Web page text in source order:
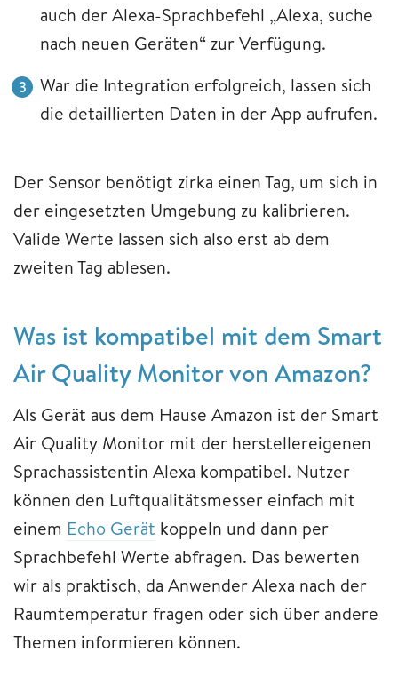
auch der Alexa-Sprachbefehl „Alexa, suche
nach neuen Geräten“ zur Verfügung.
War die Integration erfolgreich, lassen sich
die detaillierten Daten in der App aufrufen.
Der Sensor benötigt zirka einen Tag, um sich in
der eingesetzten Umgebung zu kalibrieren.
Valide Werte lassen sich also erst ab dem
zweiten Tag ablesen.
Was ist kompatibel mit dem Smart
Air Quality Monitor von Amazon?
Als Gerät aus dem Hause Amazon ist der Smart
Air Quality Monitor mit der herstellereigenen
Sprachassistentin Alexa kompatibel. Nutzer
können den Luftqualitätsmesser einfach mit
einem Echo Gerät koppeln und dann per
Sprachbefehl Werte abfragen. Das bewerten
wir als praktisch, da Anwender Alexa nach der
Raumtemperatur fragen oder sich über andere
Themen informieren können.